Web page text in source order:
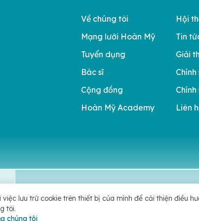
Về chúng tôi
Mạng lưới Hoàn Mỹ
Tuyển dụng
Bác sĩ
Cộng đồng
Hoàn Mỹ Academy
Hội
Tin
Giải
Liên
Lựa chọn gói khám
lưu trữ cookie trên thiết bị của mình để cải thiện điều
tôi.
chúng tôi